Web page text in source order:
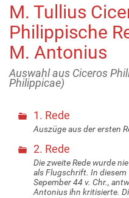
M. Tullius
Philippische
M. Antonius
Auswahl aus Ciceros
Philippicae)
1. Rede
Auszüge aus der ersten
2. Rede
Die zweite Rede wurde
als Flugschrift. In
Sepember 44 v. Chr.,
Antonius ihn kritisierte.